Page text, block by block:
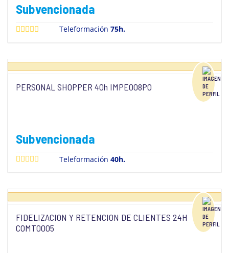
Subvencionada
Teleformación75h.
PERSONAL SHOPPER 40h IMPE008PO
Subvencionada
Teleformación40h.
FIDELIZACION Y RETENCION DE CLIENTES 24H
COMT0005